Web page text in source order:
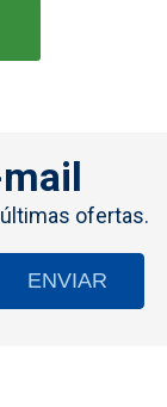
ofertas.
ENVIAR